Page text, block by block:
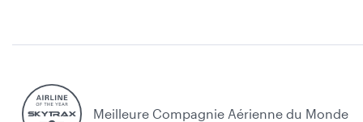
Meilleure Compagnie Aérienne du Monde